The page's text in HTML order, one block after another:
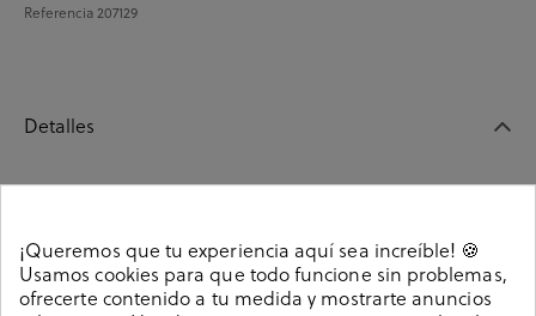
Referencia207129
Detalles
lateral. La plantilla no es extraible. Hecho en China
Referencia207129
¡Queremos que tu experiencia aquí sea increíble! 🍪
Usamos cookies para que todo funcione sin problemas,
ofrecerte contenido a tu medida y mostrarte anuncios